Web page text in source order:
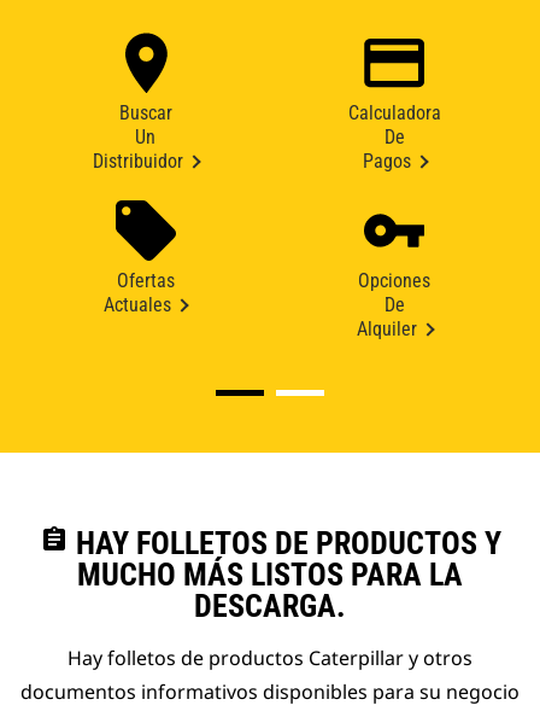
Buscar
Un
Distribuidor
Calculadora
De
Pagos
Ofertas
Actuales
Opciones
De
Alquiler
assignment HAY FOLLETOS DE PRODUCTOS Y
MUCHO MÁS LISTOS PARA LA
DESCARGA.
Hay folletos de productos Caterpillar y otros
documentos informativos disponibles para su negocio